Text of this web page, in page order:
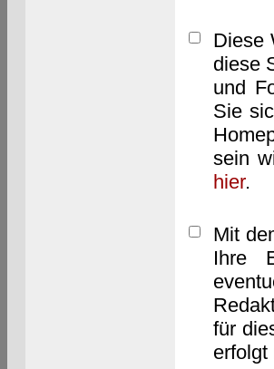
Diese
diese
und
Sie
sein
hier.
Mit
Ihre
für
erfolgt